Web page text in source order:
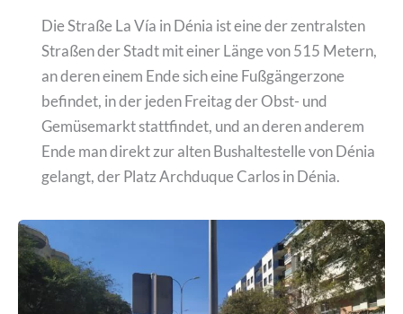
Die Straße La Vía in Dénia ist eine der zentralsten
Straßen der Stadt mit einer Länge von 515 Metern,
an deren einem Ende sich eine Fußgängerzone
befindet, in der jeden Freitag der Obst- und
Gemüsemarkt stattfindet, und an deren anderem
Ende man direkt zur alten Bushaltestelle von Dénia
gelangt, der Platz Archduque Carlos in Dénia.